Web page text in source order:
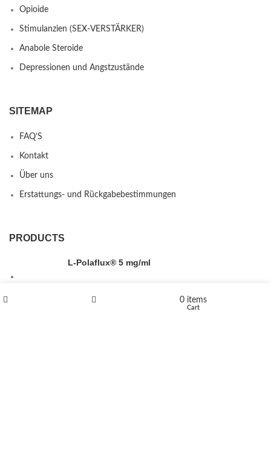
Opioide
Stimulanzien (SEX-VERSTÄRKER)
Anabole Steroide
Depressionen und Angstzustände
SITEMAP
FAQ’S
Kontakt
Über uns
Erstattungs- und Rückgabebestimmungen
PRODUCTS
L-Polaflux® 5 mg/ml
0 items
Cart